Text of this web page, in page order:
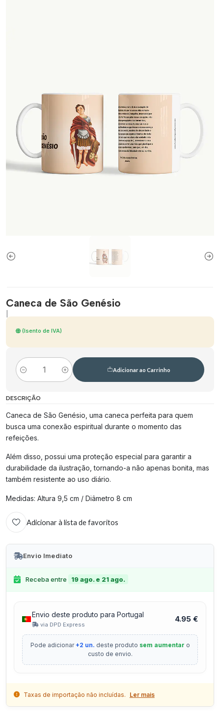
Caneca de São Genésio
(Isento de IVA)
Quantidade
Adicionar ao Carrinho
DESCRIÇÃO
Caneca de São Genésio, uma caneca perfeita para quem
busca uma conexão espiritual durante o momento das
refeições.
Além disso, possui uma proteção especial para garantir a
durabilidade da ilustração, tornando-a não apenas bonita, mas
também resistente ao uso diário.
Medidas: Altura 9,5 cm / Diâmetro 8 cm
Adicionar à lista de favoritos
Envio Imediato
Receba entre 19 ago. e 21 ago.
Envio deste produto para Portugal
via DPD Express
4.95 €
Pode adicionar+2 un. deste produto sem aumentar o
custo de envio.
Taxas de importação não incluídas. Ler mais